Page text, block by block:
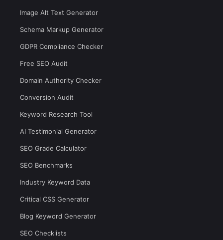
Image Alt Text Generator
Schema Markup Generator
GDPR Compliance Checker
Free SEO Audit
Domain Authority Checker
Conversion Audit
Keyword Research Tool
AI Testimonial Generator
SEO Grade Calculator
SEO Benchmarks
Industry Keyword Data
Critical CSS Generator
Blog Keyword Generator
SEO Checklists